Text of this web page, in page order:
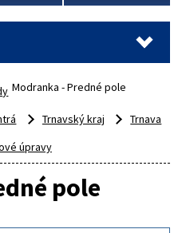
Trnavský kraj
Trnava
úpravy
Modranka - Predné pole
pole